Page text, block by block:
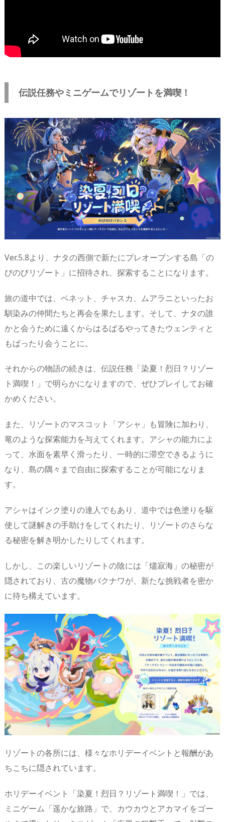
伝説任務やミニゲームでリゾートを満喫！
Ver.5.8より、ナタの西側で新たにプレオープンする島「の
びのびリゾート」に招待され、探索することになります。
旅の道中では、ベネット、チャスカ、ムアラニといったお
馴染みの仲間たちと再会を果たします。そして、ナタの誰
かと会うために遠くからはるばるやってきたウェンティと
もばったり会うことに。
それからの物語の続きは、伝説任務「染夏！烈日？リゾー
ト満喫！」で明らかになりますので、ぜひプレイしてお確
かめください。
また、リゾートのマスコット「アシャ」も冒険に加わり、
竜のような探索能力を与えてくれます。アシャの能力によ
って、水面を素早く滑ったり、一時的に滞空できるように
なり、島の隅々まで自由に探索することが可能になりま
す。
アシャはインク塗りの達人でもあり、道中では色塗りを駆
使して謎解きの手助けをしてくれたり、リゾートのさらな
る秘密を解き明かしたりしてくれます。
しかし、この楽しいリゾートの陰には「燼寂海」の秘密が
隠されており、古の魔物バクナワが、新たな挑戦者を密か
に待ち構えています。
リゾートの各所には、様々なホリデーイベントと報酬があ
ちこちに隠されています。
ホリデーイベント「染夏！烈日？リゾート満喫！」では、
ミニゲーム「遥かな旅路」で、カウカウとアカマイをゴー